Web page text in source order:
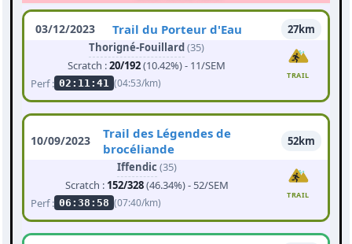
03/12/2023 Trail du Porteur d'Eau
27km
Thorigné-Fouillard(35)
Scratch :20/192(10.42%) - 11/SEM
Perf : 02:11:41 (04:53/km)
TRAIL
10/09/2023
Trail des Légendes de
brocéliande
52km
Iffendic (35)
Scratch : 152/328(46.34%) - 52/SEM
Perf : 06:38:58 (07:40/km)
TRAIL